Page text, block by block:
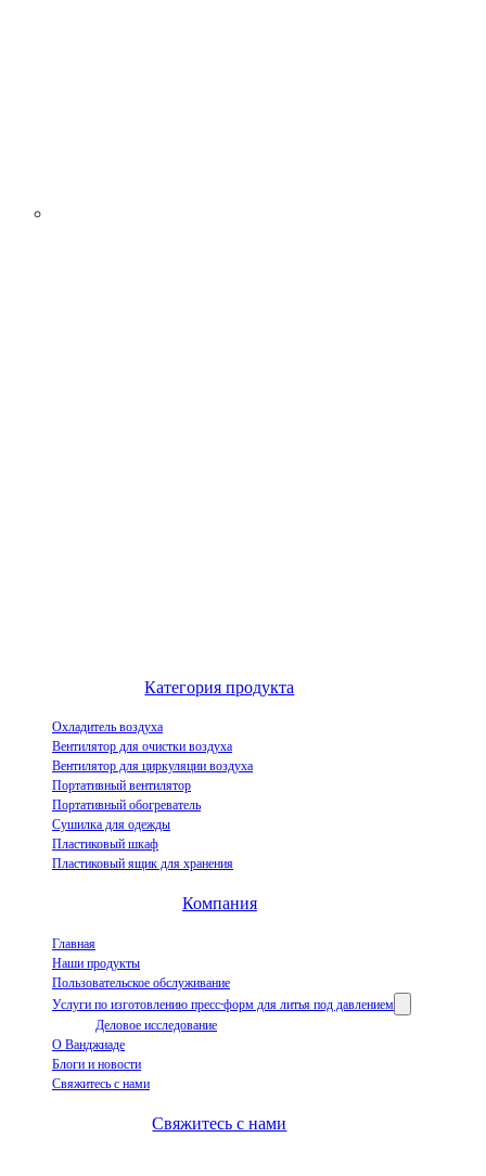
Категория продукта
Охладитель воздуха
Вентилятор для очистки воздуха
Вентилятор для циркуляции воздуха
Портативный вентилятор
Портативный обогреватель
Сушилка для одежды
Пластиковый шкаф
Пластиковый ящик для хранения
Компания
Главная
Наши продукты
Пользовательское обслуживание
Услуги по изготовлению пресс-форм для литья под давлением
Деловое исследование
О Ванджиаде
Блоги и новости
Свяжитесь с нами
Свяжитесь с нами